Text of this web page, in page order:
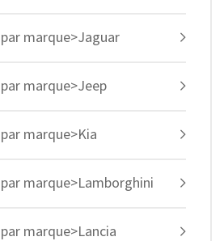
marque>Jaguar
marque>Jeep
marque>Kia
marque>Lamborghini
marque>Lancia